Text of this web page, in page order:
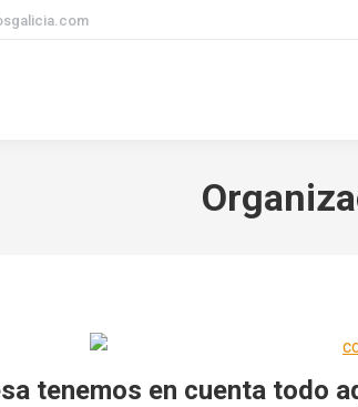
tenemos en cuenta todo